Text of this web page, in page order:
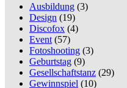
Ausbildung (3)
Design (19)
Discofox (4)
Event (57)
Fotoshooting (3)
Geburtstag (9)
Gesellschaftstanz (29)
Gewinnspiel (10)